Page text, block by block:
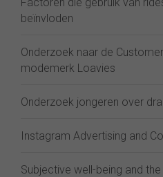
beïnvloden
Onderzoek naar de
modemerk Loavies
Onderzoek jongeren over
Instagram Advertising and
Subjective well-being and